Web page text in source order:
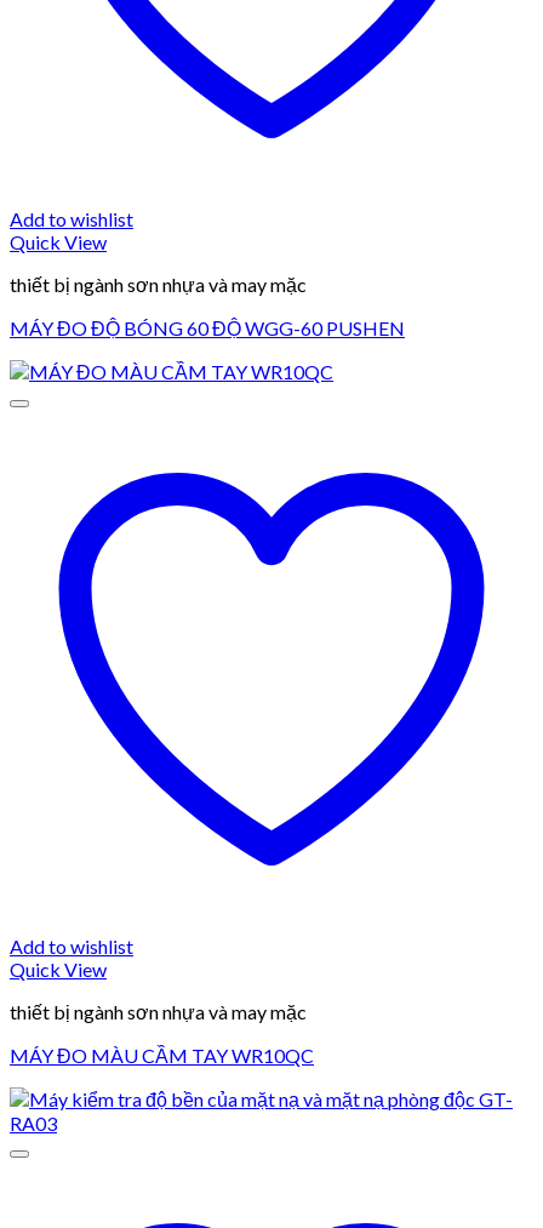
Add to wishlist
Quick View
thiết bị ngành sơn nhựa và may mặc
MÁY ĐO ĐỘ BÓNG 60 ĐỘ WGG-60 PUSHEN
Add to wishlist
Quick View
thiết bị ngành sơn nhựa và may mặc
MÁY ĐO MÀU CẦM TAY WR10QC